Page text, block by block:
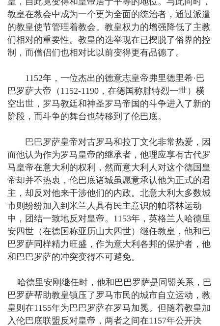
教皇在教会中成为一个更为全面的统治者，通过派遣
的教皇使节管理着教会。教皇权力的增强降低了主教
们相对的重要性。教皇的选举现在已摆脱了俗界的控
制，而僧侣们也相对比以前变得更有品德了。
1152年，一位杰出的德意志皇帝弗里德里希·巴
巴罗萨大帝（1152-1190，在德国称腓特烈一世）横
空出世，罗马教廷和神圣罗马帝国的斗争进入了新的
阶段，而斗争的舞台也转移到了伦巴底。
巴巴罗萨皇帝对古罗马和拉丁文化非常热爱，因
而他认为作为罗马皇帝的继承者，他理应享有古代罗
马皇帝在意大利的权利，然而意大利人对这个德国皇
帝却并不热衷，伦巴底诸城虽愿意承认他为正式的君
主，却反对他来干涉他们的内政。北意大利大多数城
市则纷纷加入到米兰人具有民主意识的帕塔林运动
中，团结一致地反对皇帝。1153年，英格兰人哈德里
安四世（在德国称亚历山大四世）继任教皇，他和巴
巴罗萨同样精力旺盛，作为意大利各邦的保护者，他
和巴巴罗萨的冲突变得不可避免。
哈德里安刚继任时，他和巴巴罗萨是同盟关系，巴
巴罗萨帮助教皇镇压了罗马市民的城市自立运动，教
皇则在1155年为巴巴罗萨在罗马加冕。但随着教皇加
入伦巴底联盟反对皇帝，两者之间在1157年公开决